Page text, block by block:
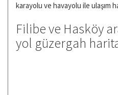
karayolu ve havayolu ile ulaşım
Filibe ve Hasköy
yol güzergah